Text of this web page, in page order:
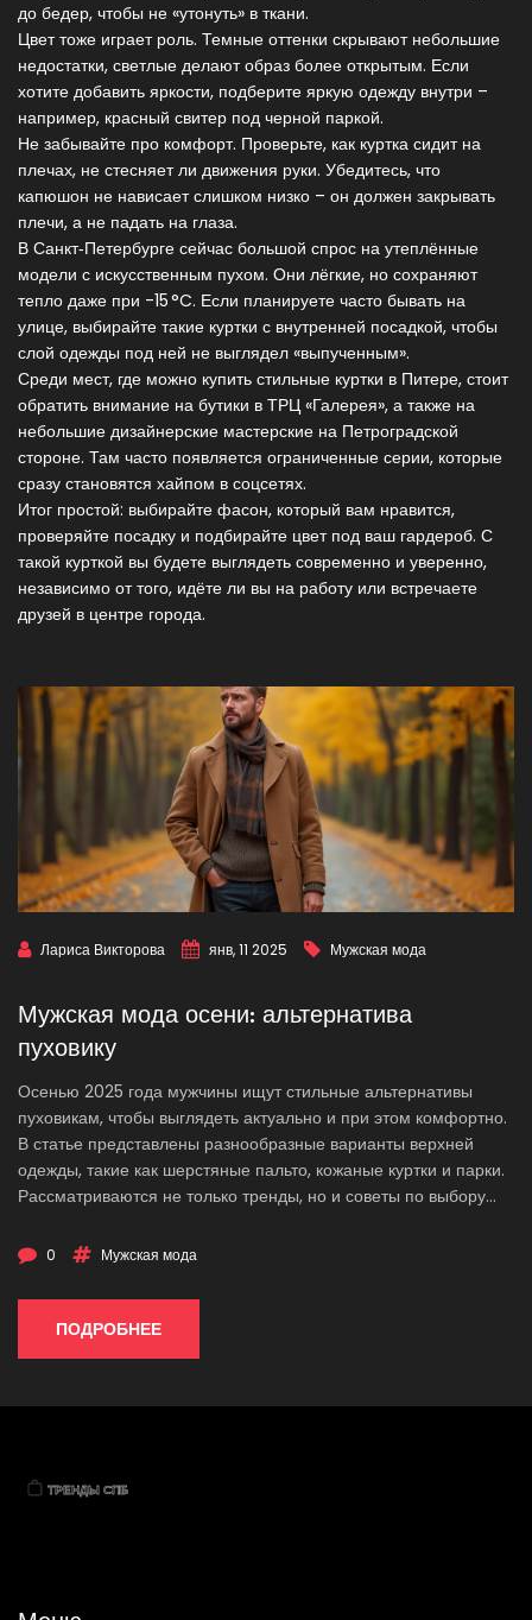
до бедер, чтобы не «утонуть» в ткани.
Цвет тоже играет роль. Темные оттенки скрывают небольшие
недостатки, светлые делают образ более открытым. Если
хотите добавить яркости, подберите яркую одежду внутри –
например, красный свитер под черной паркой.
Не забывайте про комфорт. Проверьте, как куртка сидит на
плечах, не стесняет ли движения руки. Убедитесь, что
капюшон не нависает слишком низко – он должен закрывать
плечи, а не падать на глаза.
В Санкт‑Петербурге сейчас большой спрос на утеплённые
модели с искусственным пухом. Они лёгкие, но сохраняют
тепло даже при -15 °C. Если планируете часто бывать на
улице, выбирайте такие куртки с внутренней посадкой, чтобы
слой одежды под ней не выглядел «выпученным».
Среди мест, где можно купить стильные куртки в Питере, стоит
обратить внимание на бутики в ТРЦ «Галерея», а также на
небольшие дизайнерские мастерские на Петроградской
стороне. Там часто появляется ограниченные серии, которые
сразу становятся хайпом в соцсетях.
Итог простой: выбирайте фасон, который вам нравится,
проверяйте посадку и подбирайте цвет под ваш гардероб. С
такой курткой вы будете выглядеть современно и уверенно,
независимо от того, идёте ли вы на работу или встречаете
друзей в центре города.
Лариса Викторова янв, 11 2025 Мужская мода
Мужская мода осени: альтернатива
пуховику
Осенью 2025 года мужчины ищут стильные альтернативы
пуховикам, чтобы выглядеть актуально и при этом комфортно.
В статье представлены разнообразные варианты верхней
одежды, такие как шерстяные пальто, кожаные куртки и парки.
Рассматриваются не только тренды, но и советы по выбору
стильных образов помогут сделать правильный выбор для
0 Мужская мода
ПОДРОБНЕЕ